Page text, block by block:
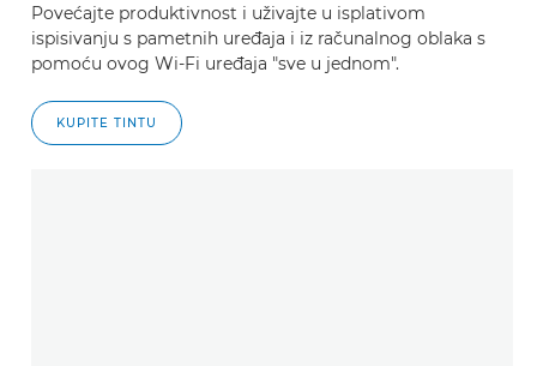
Povećajte produktivnost i uživajte u isplativom
ispisivanju s pametnih uređaja i iz računalnog oblaka s
pomoću ovog Wi-Fi uređaja "sve u jednom".
KUPITE TINTU